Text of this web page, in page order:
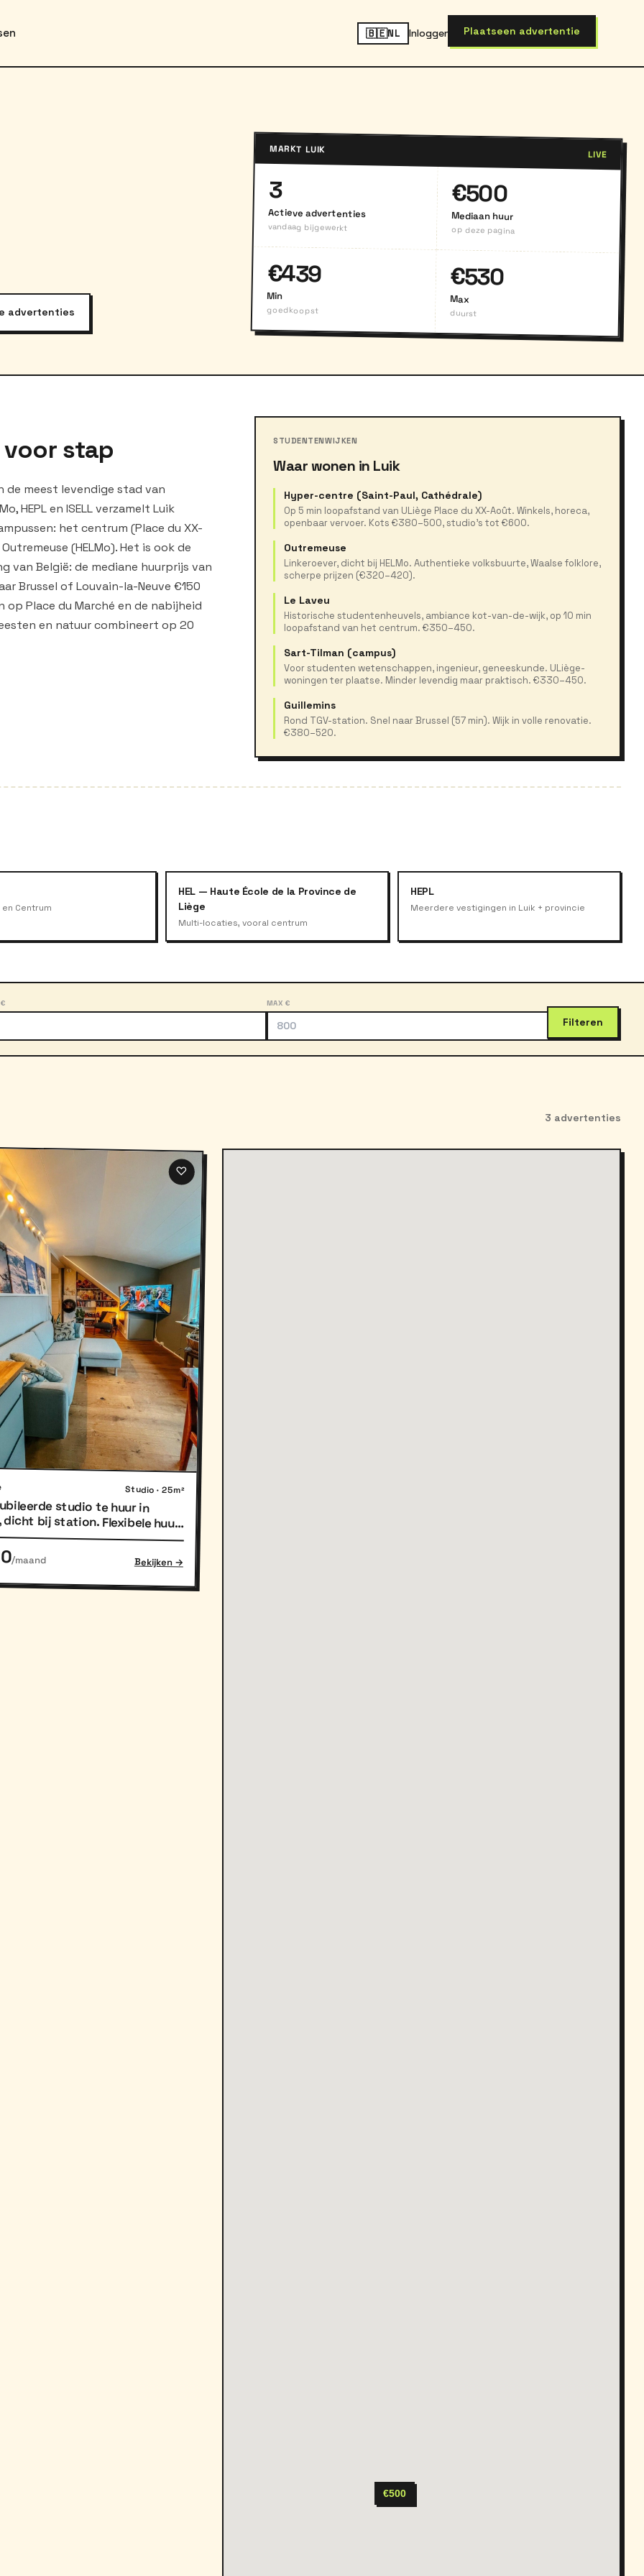
🇧🇪NL Inloggen Plaatseen advertentie
advertenties
MARKT LUIK LIVE
3
Actieve advertenties
vandaag bijgewerkt
€500
Mediaan huur
op deze pagina
€439
Min
goedkoopst
€530
Max
duurst
voor stap
meest levendige stad van
HEPL en ISELL verzamelt Luik
het centrum (Place du XX-
(HELMo). Het is ook de
België: de mediane huurprijs van
Brussel of Louvain-la-Neuve €150
Place du Marché en de nabijheid
en natuur combineert op 20
STUDENTENWIJKEN
Waar wonen in Luik
Hyper-centre (Saint-Paul, Cathédrale)
Op 5 min loopafstand van ULiège Place du XX-Août. Winkels, horeca,
openbaar vervoer. Kots €380–500, studio's tot €600.
Outremeuse
Linkeroever, dicht bij HELMo. Authentieke volksbuurte, Waalse folklore,
scherpe prijzen (€320–420).
Le Laveu
Historische studentenheuvels, ambiance kot-van-de-wijk, op 10 min
loopafstand van het centrum. €350–450.
Sart-Tilman (campus)
Voor studenten wetenschappen, ingenieur, geneeskunde. ULiège-
woningen ter plaatse. Minder levendig maar praktisch. €330–450.
Guillemins
Rond TGV-station. Snel naar Brussel (57 min). Wijk in volle renovatie.
€380–520.
Centrum
HEL — Haute École de la Province de
Liège
Multi-locaties, vooral centrum
HEPL
Meerdere vestigingen in Luik + provincie
MAX €
Filteren
3 advertenties
♡
Studio · 25m²
studio te huur in
bij station. Flexibele huur:
per week of per maand.
/maand Bekijken →